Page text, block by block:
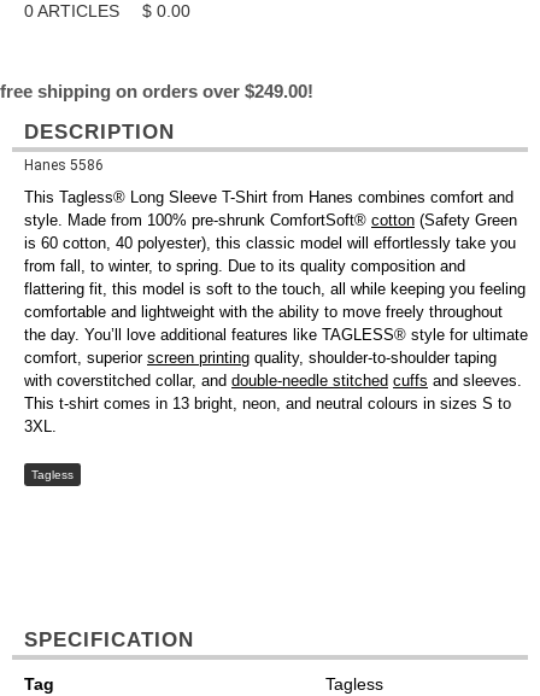
0ARTICLES $ 0.00
free shipping on orders over $249.00!
DESCRIPTION
Hanes 5586
This Tagless® Long Sleeve T-Shirt from Hanes combines comfort and
style. Made from 100% pre-shrunk ComfortSoft® cotton (Safety Green
is 60 cotton, 40 polyester), this classic model will effortlessly take you
from fall, to winter, to spring. Due to its quality composition and
flattering fit, this model is soft to the touch, all while keeping you feeling
comfortable and lightweight with the ability to move freely throughout
the day. You’ll love additional features like TAGLESS® style for ultimate
comfort, superior screen printing quality, shoulder-to-shoulder taping
with coverstitched collar, and double-needle stitched cuffs and sleeves.
This t-shirt comes in 13 bright, neon, and neutral colours in sizes S to
3XL.
Tagless
SPECIFICATION
Tag Tagless